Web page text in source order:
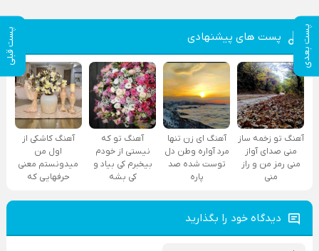
پست بعدی پست قبلی پست های پیشنهادی
آهنگ تو زخمه ساز
منی صدای آواز
منی رمز من و راز
منی
آهنگ ای زن تنها
مرد آواره وطن دل
توست شده صد
پاره
آهنگ تو که
نیستی از خودم
بیخبرم کی بیاد و
کی بشه
آهنگ کاشکی از
اول من
میدونستم معنی
حرفهایی که
دیدگاه خود را بگذارید